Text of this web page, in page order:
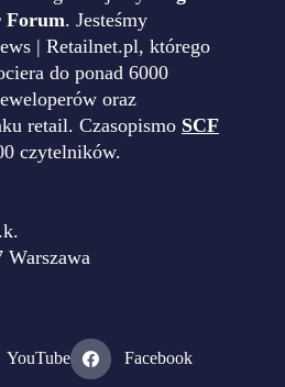
Forum. Jesteśmy
| Retailnet.pl, którego
do ponad 6000
oraz
retail. Czasopismo SCF
czytelników.
YouTube Facebook